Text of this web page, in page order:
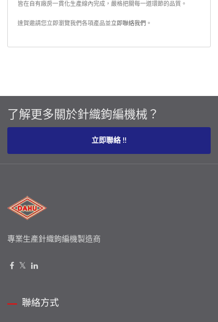
皆在自有廠房一貫化生產線內完成，嚴格把關每一道環節的品質。
達賀邀請您立即瀏覽我們各項產品並立即聯絡我們 。
了解更多關於針織鉤編機械？
立即聯絡 !!
專業生產針織鉤編機製造商
聯絡方式